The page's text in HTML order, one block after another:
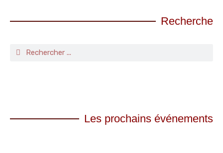
Recherche
Les prochains événements